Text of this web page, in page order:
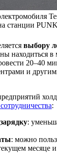
станции
выбору
находиться в
20–40
и
:
:
: можно
месяце